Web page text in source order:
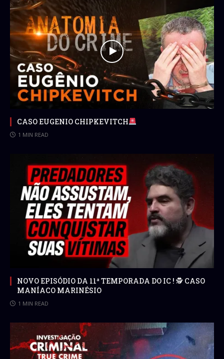
CASO EUGENIO CHIPKEVITCH
1 MIN READ
NOVO EPISÓDIO DA 11ª TEMPORADA DO IC ! 🕵 CASO
MANÍACO MARINÉSIO
1 MIN READ